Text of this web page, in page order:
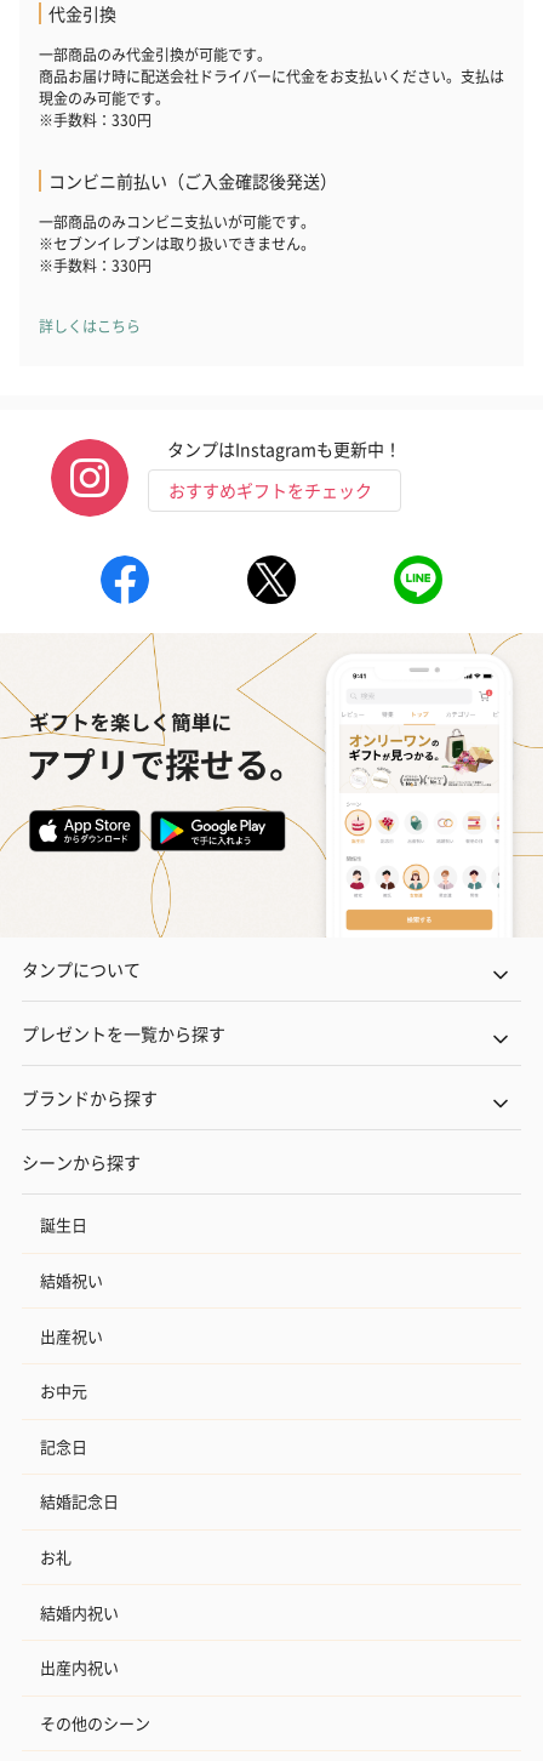
代金引換
一部商品のみ代金引換が可能です。
商品お届け時に配送会社ドライバーに代金をお支払いください。支払は
現金のみ可能です。
※手数料：330円
コンビニ前払い（ご入金確認後発送）
一部商品のみコンビニ支払いが可能です。
※セブンイレブンは取り扱いできません。
※手数料：330円
詳しくはこちら
タンプはInstagramも更新中！
おすすめギフトをチェック
タンプについて
プレゼントを一覧から探す
ブランドから探す
シーンから探す
誕生日
結婚祝い
出産祝い
お中元
記念日
結婚記念日
お礼
結婚内祝い
出産内祝い
その他のシーン